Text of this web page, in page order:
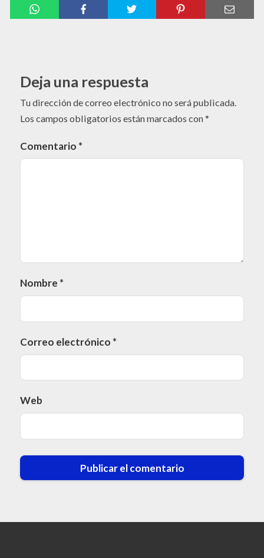
Deja una respuesta
Tu dirección de correo electrónico no será publicada.
Los campos obligatorios están marcados con*
Comentario *
Nombre *
Correo electrónico *
Web